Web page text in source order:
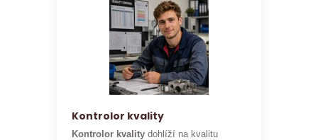
Kontrolor kvality
Kontrolor kvalitydohlíží na kvalitu